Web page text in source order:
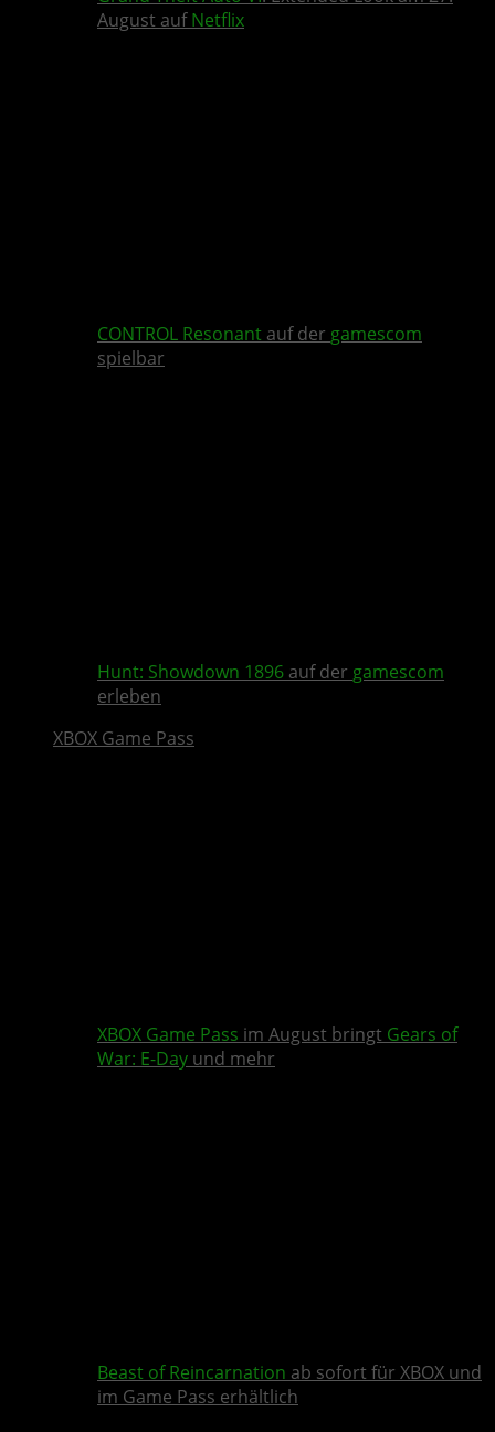
August aufNetflix
CONTROL Resonant auf der gamescom
spielbar
Hunt: Showdown 1896 auf der gamescom
erleben
XBOX Game Pass
XBOX Game Pass im August bringt Gears of
War: E-Day und mehr
Beast of Reincarnation ab sofort für XBOX und
im Game Pass erhältlich